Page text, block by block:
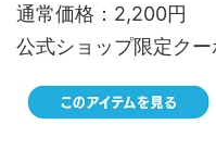
通常価格：2,200円
公式ショップ限定ク